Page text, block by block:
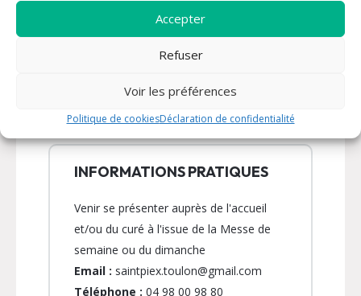
Accepter
Refuser
Voir les préférences
Politique de cookiesDéclaration de confidentialité
connaissance de notre politique de confidentialité. Pour
exercer vos droits ou toutes questions sur vos données à
caractère personnel écrivez à rgpd@diocese-frejus-
INFORMATIONS PRATIQUES
Venir se présenter auprès de l'accueil
et/ou du curé à l'issue de la Messe de
semaine ou du dimanche
Email : saintpiex.toulon@gmail.com
Téléphone : 04 98 00 98 80